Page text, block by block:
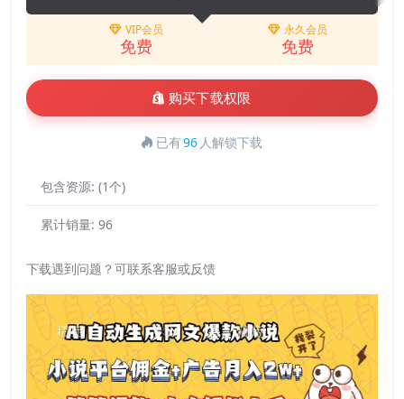
VIP会员
免费
永久会员
免费
购买下载权限
已有96 人解锁下载
包含资源: (1个)
累计销量: 96
下载遇到问题？可联系客服或反馈